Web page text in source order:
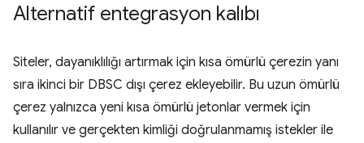
Alternatif entegrasyon kalıbı
Siteler, dayanıklılığı artırmak için kısa ömürlü çerezin yanı
sıra ikinci bir DBSC dışı çerez ekleyebilir. Bu uzun ömürlü
çerez yalnızca yeni kısa ömürlü jetonlar vermek için
kullanılır ve gerçekten kimliği doğrulanmamış istekler ile